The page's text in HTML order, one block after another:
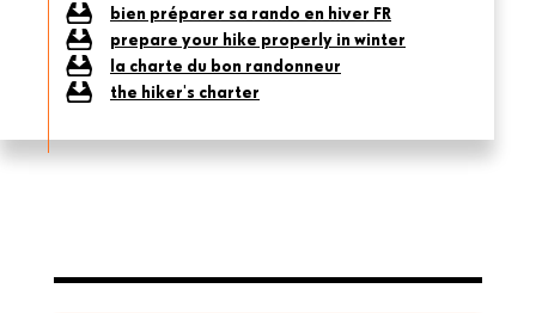
bien préparer sa rando en hiver FR
prepare your hike properly in winter
la charte du bon randonneur
the hiker's charter